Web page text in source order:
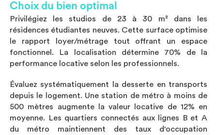
Choix du bien optimal
Privilégiez les studios de 23 à 30 m² dans les
résidences étudiantes neuves. Cette surface optimise
le rapport loyer/métrage tout offrant un espace
fonctionnel. La localisation détermine 70% de la
performance locative selon les professionnels.
Évaluez systématiquement la desserte en transports
depuis le logement. Une station de métro à moins de
500 mètres augmente la valeur locative de 12% en
moyenne. Les quartiers connectés aux lignes B et A
du métro maintiennent des taux d'occupation